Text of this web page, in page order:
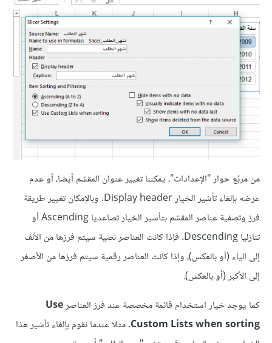
من مربّع حوار "الإعدادات"، يمكننا تغيير عنوان المقسّم أيضا، أو عدم
عرضه بإلغاء تأشير الخيار Display header. وبالإمكان تغيير طريقة
فرز وتصفية عناصر المقسّم بتأشير الخيار تصاعديا Ascending أو
تنازليا Descending. فإذا كانت العناصر نصية سيتم فرزها من الألف
إلى الياء (أو بالعكس)، وإذا كانت العناصر رقمية سيتم فرزها من الأصغر
إلى الأكبر (أو بالعكس).
كما يوجد خيار استخدام قائمة مخصصة عند فرز العناصرUse
Custom Lists when sorting. مثلا عندما نقوم بإلغاء تأشير هذا